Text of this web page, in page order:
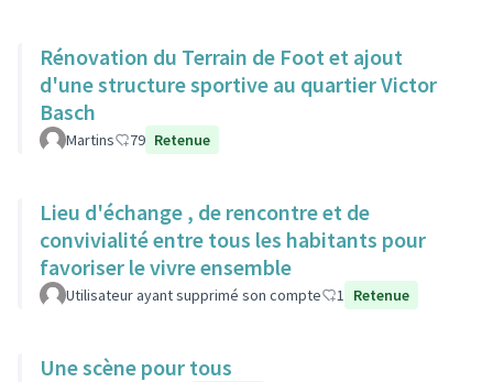
Rénovation du Terrain de Foot et ajout
d'une structure sportive au quartier Victor
Basch
Martins 79 Retenue
Lieu d'échange , de rencontre et de
convivialité entre tous les habitants pour
favoriser le vivre ensemble
Utilisateur ayant supprimé son compte 1 Retenue
Une scène pour tous